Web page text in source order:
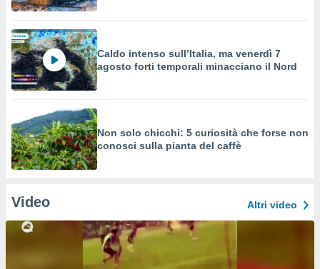
Caldo intenso sull’Italia, ma venerdì 7
agosto forti temporali minacciano il Nord
Non solo chicchi: 5 curiosità che forse non
conosci sulla pianta del caffè
Video Altri video